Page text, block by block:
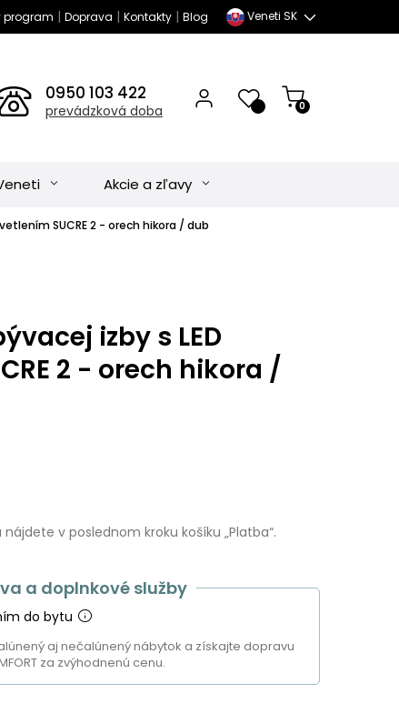
program | Doprava | Kontakty| Blog Veneti SK
0950 103 422
prevádzková doba 0
Akcie a zľavy
SUCRE 2 - orech hikora / dub
izby s LED
2 - orech hikora /
v poslednom kroku košíku „Platba“.
a doplnkové služby
do bytu
aj nečalúnený nábytok a získajte dopravu
za zvýhodnenú cenu.